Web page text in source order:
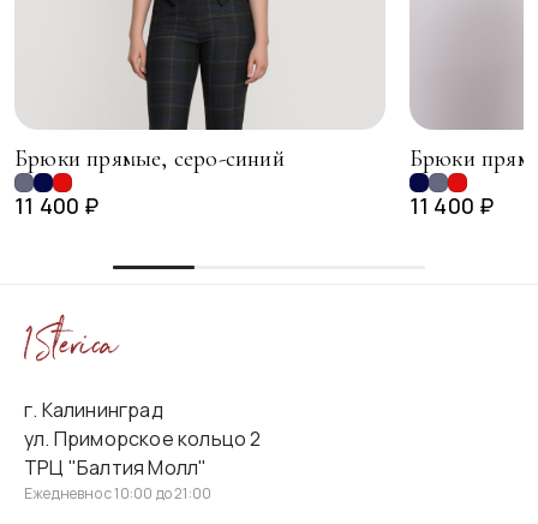
Брюки прямые, серо-синий
11 400 ₽
Брюки
11 400 ₽
г. Калининград
ул. Приморское кольцо 2
ТРЦ "Балтия Молл"
Ежедневно с 10:00 до 21:00